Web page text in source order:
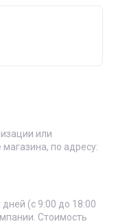
или
по адресу:
(с 9:00 до 18:00
Стоимость